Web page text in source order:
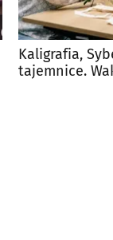
Kaligrafia,
tajemnice.